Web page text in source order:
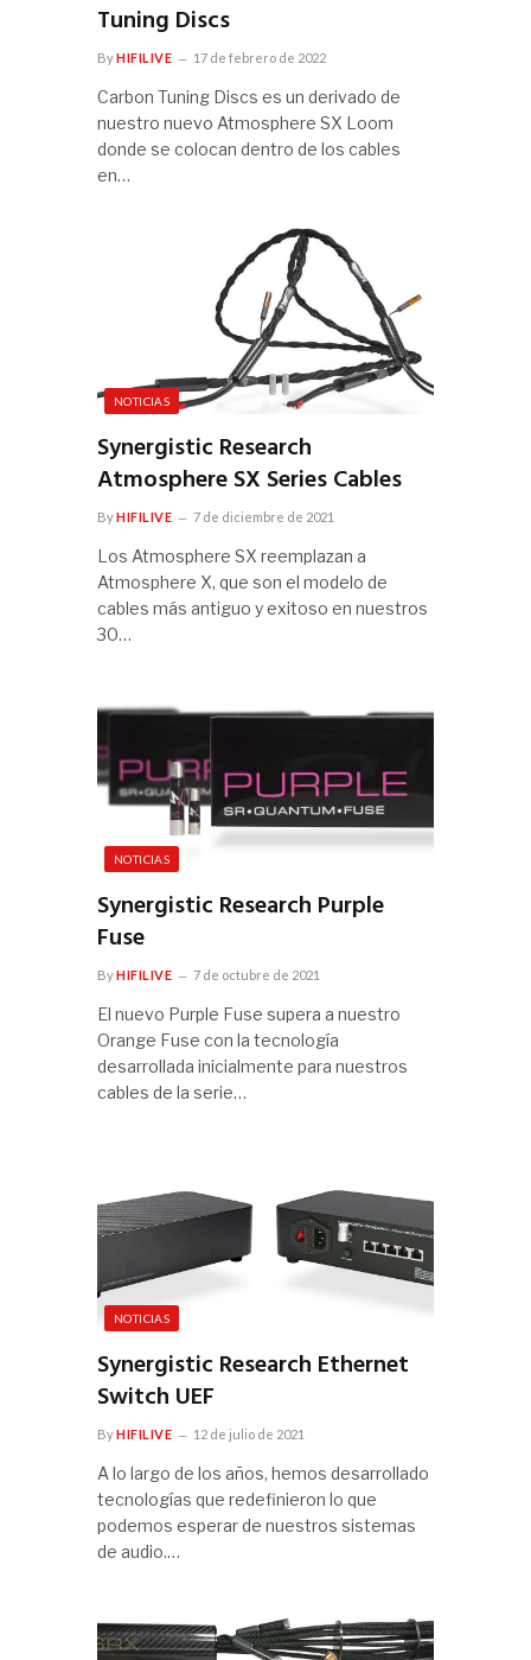
Tuning Discs
ByHIFILIVE 17 de febrero de 2022
Carbon Tuning Discs es un derivado de
nuestro nuevo Atmosphere SX Loom
donde se colocan dentro de los cables
en…
NOTICIAS
Synergistic Research
Atmosphere SX Series Cables
ByHIFILIVE 7 de diciembre de 2021
Los Atmosphere SX reemplazan a
Atmosphere X, que son el modelo de
cables más antiguo y exitoso en nuestros
30…
NOTICIAS
Synergistic Research Purple
Fuse
ByHIFILIVE 7 de octubre de 2021
El nuevo Purple Fuse supera a nuestro
Orange Fuse con la tecnología
desarrollada inicialmente para nuestros
cables de la serie…
NOTICIAS
Synergistic Research Ethernet
Switch UEF
ByHIFILIVE 12 de julio de 2021
A lo largo de los años, hemos desarrollado
tecnologías que redefinieron lo que
podemos esperar de nuestros sistemas
de audio.…